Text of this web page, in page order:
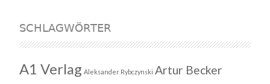
SCHLAGWÖRTER
A1 Verlag Aleksander Rybczynski Artur Becker